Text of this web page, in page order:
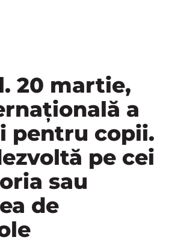
20 martie,
a
pentru copii.
pe cei
sau
de